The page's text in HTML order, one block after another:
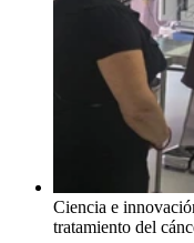
Ciencia e
tratamiento del